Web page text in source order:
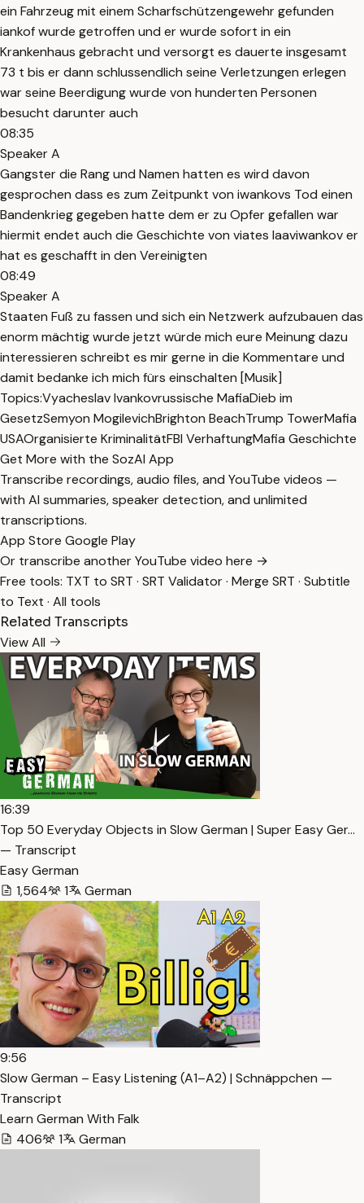
ein Fahrzeug mit einem Scharfschützengewehr gefunden
iankof wurde getroffen und er wurde sofort in ein
Krankenhaus gebracht und versorgt es dauerte insgesamt
73 t bis er dann schlussendlich seine Verletzungen erlegen
war seine Beerdigung wurde von hunderten Personen
besucht darunter auch
08:35
Speaker A
Gangster die Rang und Namen hatten es wird davon
gesprochen dass es zum Zeitpunkt von iwankovs Tod einen
Bandenkrieg gegeben hatte dem er zu Opfer gefallen war
hiermit endet auch die Geschichte von viates laaviwankov er
hat es geschafft in den Vereinigten
08:49
Speaker A
Staaten Fuß zu fassen und sich ein Netzwerk aufzubauen das
enorm mächtig wurde jetzt würde mich eure Meinung dazu
interessieren schreibt es mir gerne in die Kommentare und
damit bedanke ich mich fürs einschalten [Musik]
Topics:Vyacheslav Ivankovrussische MafiaDieb im
GesetzSemyon MogilevichBrighton BeachTrump TowerMafia
USAOrganisierte KriminalitätFBI VerhaftungMafia Geschichte
Get More with the SozAI App
Transcribe recordings, audio files, and YouTube videos —
with AI summaries, speaker detection, and unlimited
transcriptions.
App Store Google Play
Or transcribe another YouTube video here →
Free tools: TXT to SRT · SRT Validator· Merge SRT · Subtitle
to Text · All tools
Related Transcripts
View All
16:39
Top 50 Everyday Objects in Slow German | Super Easy Ger…
— Transcript
Easy German
1,564
1 German
9:56
Slow German – Easy Listening (A1–A2) | Schnäppchen —
Transcript
Learn German With Falk
406
1 German